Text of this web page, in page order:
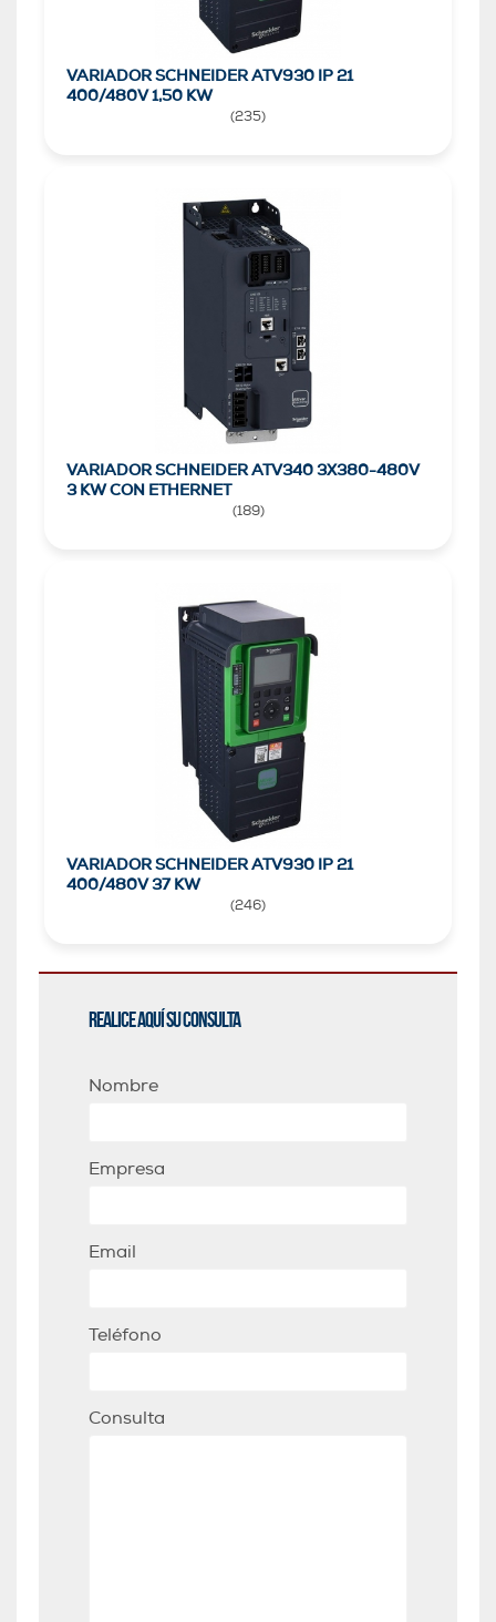
VARIADOR SCHNEIDER ATV930 IP 21
400/480V 1,50 KW
(235)
VARIADOR SCHNEIDER ATV340 3X380-480V
3 KW CON ETHERNET
(189)
VARIADOR SCHNEIDER ATV930 IP 21
400/480V 37 KW
(246)
Realice aquí su consulta
Nombre
Empresa
Email
Teléfono
Consulta